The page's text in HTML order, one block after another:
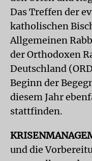
Das Treffen der
katholischen
Allgemeinen
der Orthodoxen
Deutschland
Beginn der
diesem Jahr
stattfinden.
und die